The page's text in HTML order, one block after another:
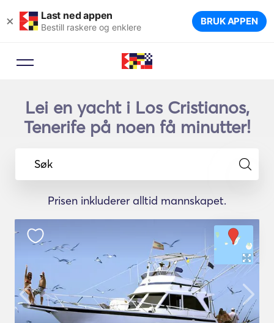
× Last ned appen
Bestill raskere og enklere BRUK APPEN
Lei en yacht i Los Cristianos,
Tenerife på noen få minutter!
Søk
Prisen inkluderer alltid mannskapet.